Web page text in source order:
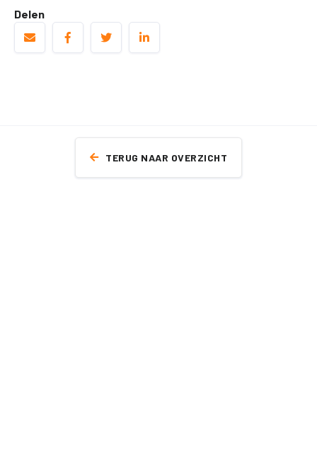
Delen
TERUG NAAR OVERZICHT